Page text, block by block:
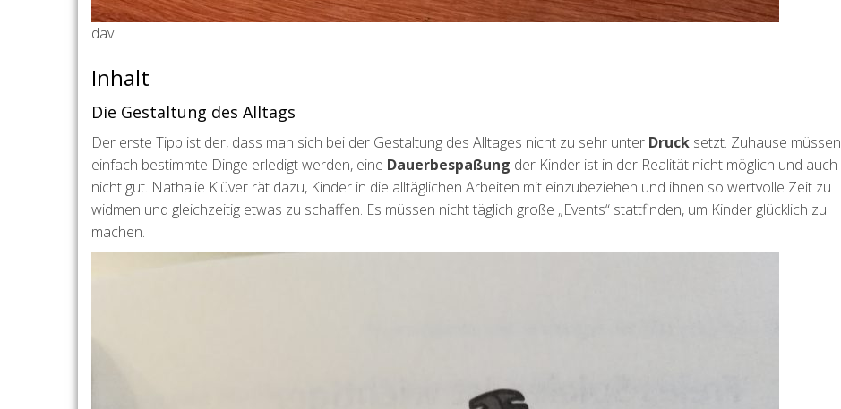
dav
Inhalt
Die Gestaltung des Alltags
Der erste Tipp ist der, dass man sich bei der Gestaltung des Alltages nicht zu sehr unter Druck setzt. Zuhause müssen
einfach bestimmte Dinge erledigt werden, eine Dauerbespaßung der Kinder ist in der Realität nicht möglich und auch
nicht gut. Nathalie Klüver rät dazu, Kinder in die alltäglichen Arbeiten mit einzubeziehen und ihnen so wertvolle Zeit zu
widmen und gleichzeitig etwas zu schaffen. Es müssen nicht täglich große „Events“ stattfinden, um Kinder glücklich zu
machen.